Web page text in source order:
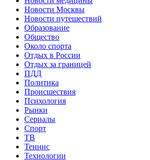
Новости Москвы
Новости путешествий
Образование
Общество
Около спорта
Отдых в России
Отдых за границей
ПДД
Политика
Происшествия
Психология
Рынки
Сериалы
Спорт
ТВ
Теннис
Технологии